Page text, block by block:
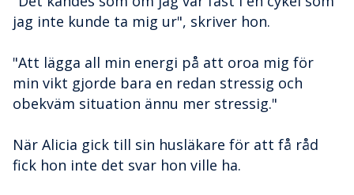
jag inte kunde ta mig ur", skriver hon.
"Att lägga all min energi på att oroa mig för
min vikt gjorde bara en redan stressig och
obekväm situation ännu mer stressig."
När Alicia gick till sin husläkare för att få råd
fick hon inte det svar hon ville ha.